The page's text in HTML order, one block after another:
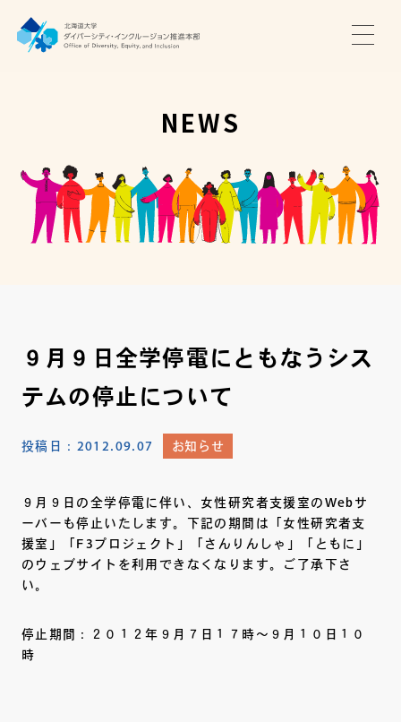
推進本部について
アクセス・お問い合わせ
NEWS
９月９日全学停電にともなうシス
テムの停止について
投稿日： 2012.09.07 お知らせ
９月９日の全学停電に伴い、女性研究者支援室のWebサ
ーバーも停止いたします。下記の期間は「女性研究者支
援室」「F3プロジェクト」「さんりんしゃ」「ともに」
のウェブサイトを利用できなくなります。ご了承下さ
い。
停止期間：２０１２年９月７日１７時～９月１０日１０
時